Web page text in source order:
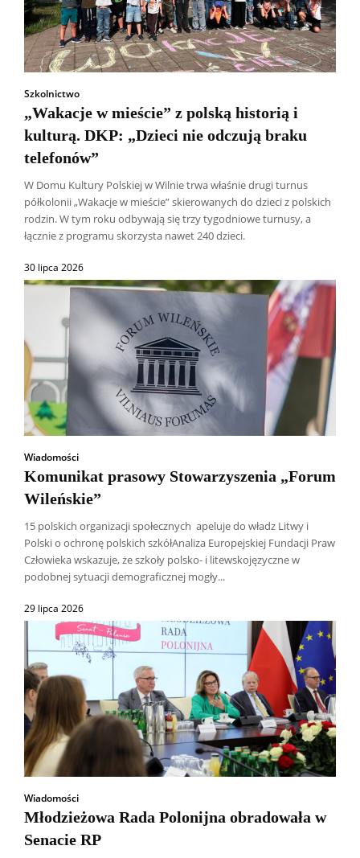
Szkolnictwo
„Wakacje w mieście” z polską historią i
kulturą. DKP: „Dzieci nie odczują braku
telefonów”
W Domu Kultury Polskiej w Wilnie trwa właśnie drugi turnus
półkolonii „Wakacje w mieście” skierowanych do dzieci z polskich
rodzin. W tym roku odbywają się trzy tygodniowe turnusy, a
łącznie z programu skorzysta nawet 240 dzieci.
30 lipca 2026
Wiadomości
Komunikat prasowy Stowarzyszenia „Forum
Wileńskie”
15 polskich organizacji społecznych apeluje do władz Litwy i
Polski o ochronę polskich szkółAnaliza Europejskiej Fundacji Praw
Człowieka wskazuje, że szkoły polsko- i litewskojęzyczne w
podobnej sytuacji demograficznej mogły...
29 lipca 2026
Wiadomości
Młodzieżowa Rada Polonijna obradowała w
Senacie RP